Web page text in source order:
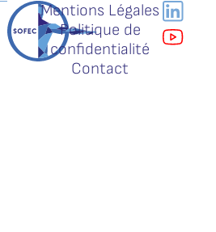
Mentions Légales
Politique de
confidentialité
Contact